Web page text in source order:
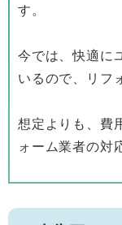
す。
今では、快適に
いるので、リフ
想定よりも、費
ォーム業者の対